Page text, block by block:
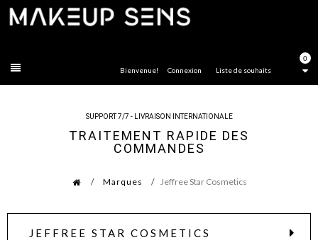
0
Liste de souhaits
Bienvenue! Connexion
SUPPORT 7/7 - LIVRAISON INTERNATIONALE
TRAITEMENT RAPIDE DES
COMMANDES
Marques Jeffree Star Cosmetics
JEFFREE STAR COSMETICS